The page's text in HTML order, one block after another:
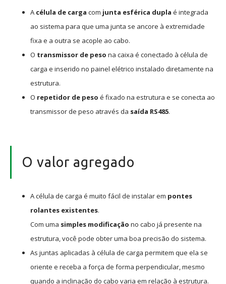
A célula de carga com junta esférica dupla é integrada
ao sistema para que uma junta se ancore à extremidade
fixa e a outra se acople ao cabo.
O transmissor de peso na caixa é conectado à célula de
carga e inserido no painel elétrico instalado diretamente na
estrutura.
O repetidor de peso é fixado na estrutura e se conecta ao
transmissor de peso através da saída RS485.
O valor agregado
A célula de carga é muito fácil de instalar em pontes
rolantes existentes.
Com uma simples modificação no cabo já presente na
estrutura, você pode obter uma boa precisão do sistema.
As juntas aplicadas à célula de carga permitem que ela se
oriente e receba a força de forma perpendicular, mesmo
quando a inclinação do cabo varia em relação à estrutura.